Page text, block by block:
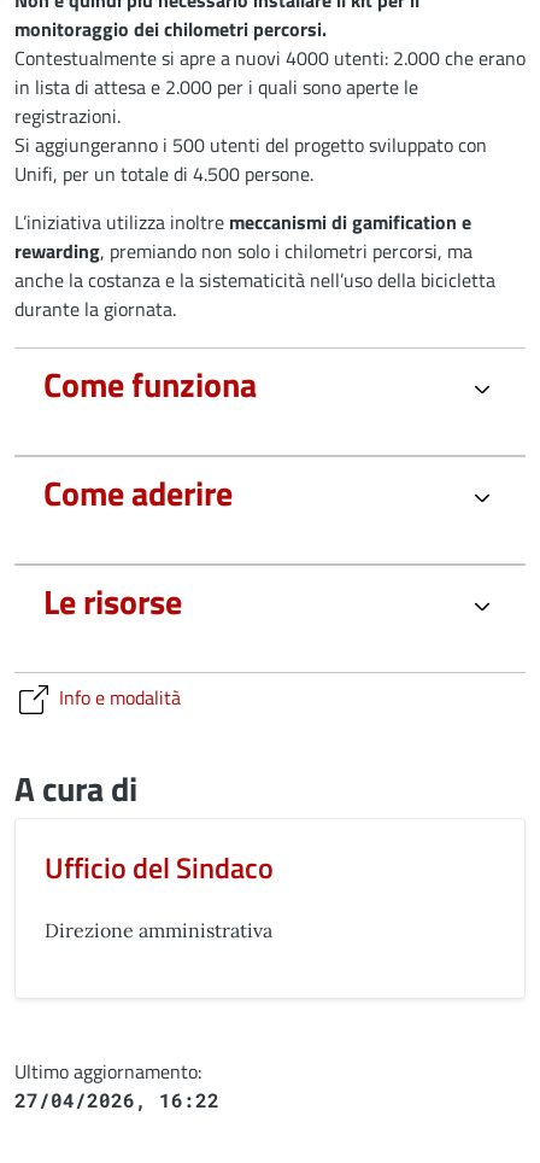
monitoraggio dei chilometri percorsi.
Contestualmente si apre a nuovi 4000 utenti: 2.000 che erano
in lista di attesa e 2.000 per i quali sono aperte le
registrazioni.
Si aggiungeranno i 500 utenti del progetto sviluppato con
Unifi, per un totale di 4.500 persone.
L’iniziativa utilizza inoltre meccanismi di gamification e
rewarding, premiando non solo i chilometri percorsi, ma
anche la costanza e la sistematicità nell’uso della bicicletta
durante la giornata.
Come funziona
Come aderire
Le risorse
Info e modalità
A cura di
Ufficio del Sindaco
Direzione amministrativa
Ultimo aggiornamento:
27/04/2026, 16:22